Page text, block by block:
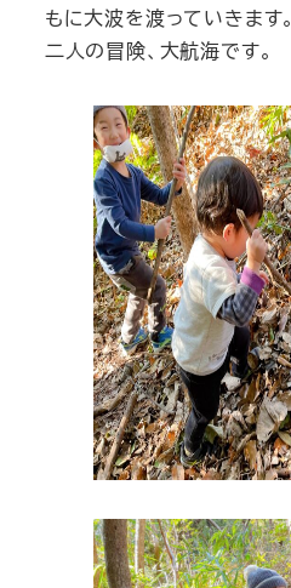
もに大波を渡っていきます。
二人の冒険、大航海です。